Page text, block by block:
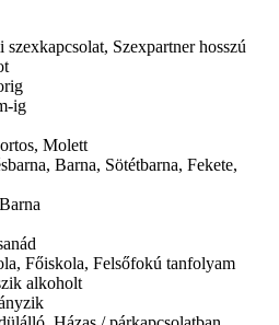
Szexpartner hosszú
ig
Molett
Barna, Sötétbarna, Fekete,
Főiskola, Felsőfokú tanfolyam
alkoholt